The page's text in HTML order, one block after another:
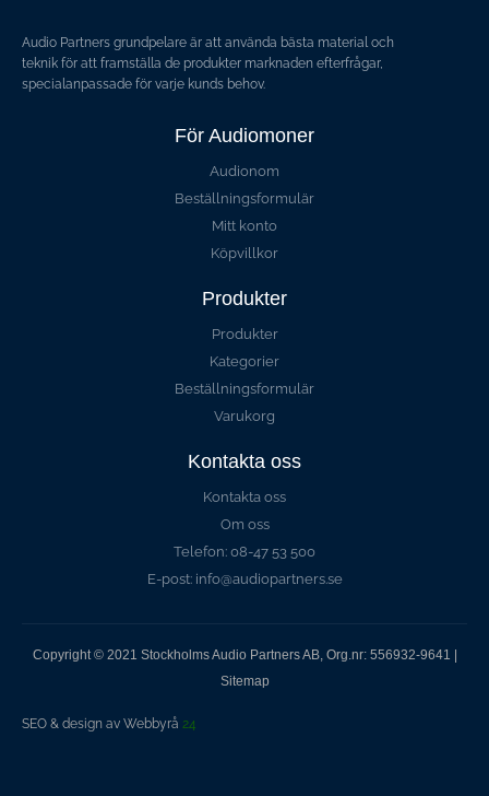
Audio Partners grundpelare är att använda bästa material och
teknik för att framställa de produkter marknaden efterfrågar,
specialanpassade för varje kunds behov.
För Audiomoner
Audionom
Beställningsformulär
Mitt konto
Köpvillkor
Produkter
Produkter
Kategorier
Beställningsformulär
Varukorg
Kontakta oss
Kontakta oss
Om oss
Telefon: 08-47 53 500
E-post: info@audiopartners.se
Copyright © 2021 Stockholms Audio Partners AB, Org.nr: 556932-9641 |
Sitemap
SEO & design av Webbyrå 24